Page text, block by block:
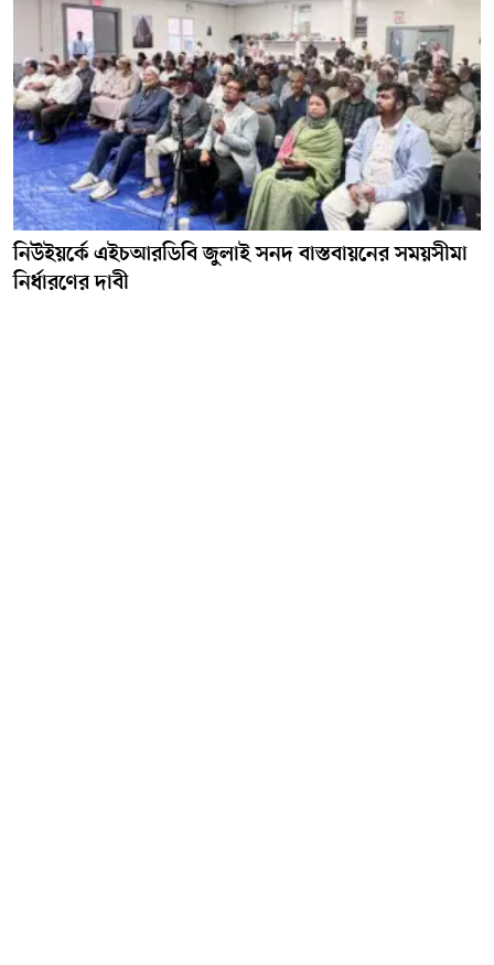
নিউইয়র্কে এইচআরডিবি জুলাই সনদ বাস্তবায়নের সময়সীমা
নির্ধারণের দাবী